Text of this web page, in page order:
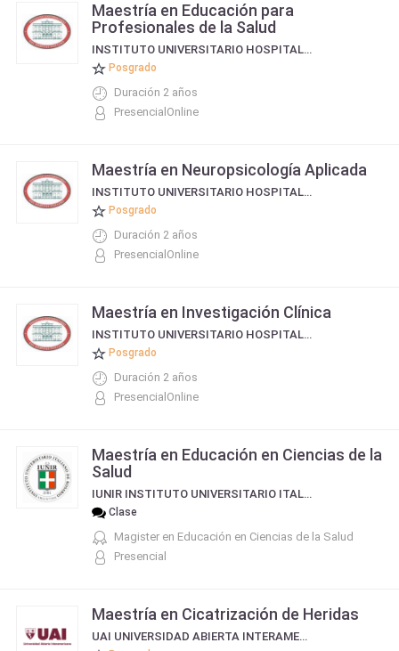
Maestría en Educación para
Profesionales de la Salud
INSTITUTO UNIVERSITARIO HOSPITAL ITALIANO
Posgrado
Duración 2 años
PresencialOnline
Maestría en Neuropsicología Aplicada
INSTITUTO UNIVERSITARIO HOSPITAL ITALIANO
Posgrado
Duración 2 años
PresencialOnline
Maestría en Investigación Clínica
INSTITUTO UNIVERSITARIO HOSPITAL ITALIANO
Posgrado
Duración 2 años
PresencialOnline
Maestría en Educación en Ciencias de la
Salud
IUNIR INSTITUTO UNIVERSITARIO ITALIANO DE ROSARIO
Clase
Magister en Educación en Ciencias de la Salud
Presencial
Maestría en Cicatrización de Heridas
UAI UNIVERSIDAD ABIERTA INTERAMERICANA